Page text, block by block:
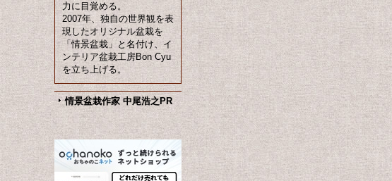
力に目覚める。
2007年、独自の世界観を表
現したオリジナル盆栽を
「情景盆栽」と名付け、イ
ンテリア盆栽工房Bon Cyu
を立ち上げる。
情景盆栽作家 中尾浩之PR